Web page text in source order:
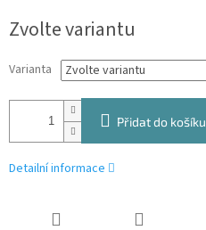
cena:
Zvolte variantu
Varianta
Přidat do košíku
Detailní informace